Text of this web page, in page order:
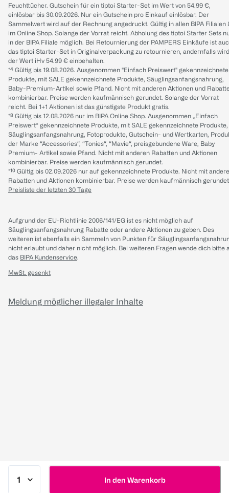
In den Warenkorb
Feuchttücher. Gutschein für ein tiptoi Starter-Set im Wert von 54.99 €,
einlösbar bis 30.09.2026. Nur ein Gutschein pro Einkauf einlösbar. Der
Sammelwert wird auf der Rechnung angedruckt. Gültig in allen BIPA Filialen
im Online Shop. Solange der Vorrat reicht. Abholung des tiptoi Starter Sets
in der BIPA Filiale möglich. Bei Retournierung der PAMPERS Einkäufe ist
das tiptoi Starter-Set in Originalverpackung zu retournieren, andernfalls wird
der Wert iHv 54.99 € einbehalten.
*⁴ Gültig bis 19.08.2026. Ausgenommen "Einfach Preiswert" gekennzeichnete
Produkte, mit SALE gekennzeichnete Produkte, Säuglingsanfangsnahrung,
Baby-Premium-Artikel sowie Pfand. Nicht mit anderen Aktionen und
kombinierbar. Preise werden kaufmännisch gerundet. Solange der Vorrat
reicht. Bei 1+1 Aktionen ist das günstigste Produkt gratis.
*⁸ Gültig bis 12.08.2026 nur im BIPA Online Shop. Ausgenommen „Einfach
Preiswert“ gekennzeichnete Produkte, mit SALE gekennzeichnete Produkte,
Säuglingsanfangsnahrung, Fotoprodukte, Gutschein- und Wertkarten,
der Marke “Accessories“, “Tonies“, “Mavie“, preisgebundene Ware, Baby
Premium- Artikel sowie Pfand. Nicht mit anderen Rabatten und Aktionen
kombinierbar. Preise werden kaufmännisch gerundet.
*¹⁰ Gültig bis 02.09.2026 nur auf gekennzeichnete Produkte. Nicht mit
Rabatten und Aktionen kombinierbar. Preise werden kaufmännisch
Preisliste der letzten 30 Tage
Aufgrund der EU-Richtlinie 2006/141/EG ist es nicht möglich auf
Säuglingsanfangsnahrung Rabatte oder andere Aktionen zu geben. Des
weiteren ist ebenfalls ein Sammeln von Punkten für
nicht erlaubt und daher nicht möglich. Bei weiteren Fragen wende dich bitte
das BIPA Kundenservice.
MwSt. gesenkt
Meldung möglicher illegaler Inhalte